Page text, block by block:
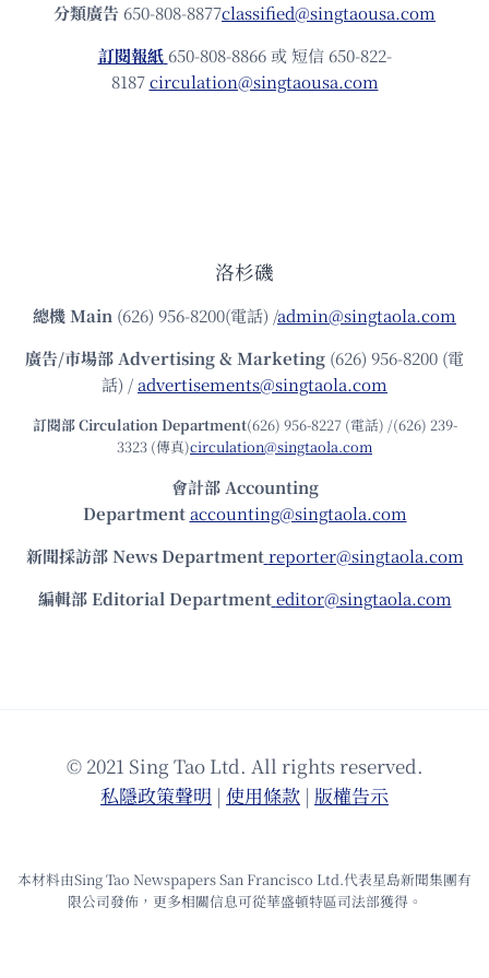
分類廣告 650-808-8877classified@singtaousa.com
訂閱報紙 650-808-8866 或 短信 650-822-
8187circulation@singtaousa.com
洛杉磯
總機Main (626) 956-8200(電話) /admin@singtaola.com
廣告/市場部Advertising & Marketing (626) 956-8200 (電
話) /advertisements@singtaola.com
訂閱部 Circulation Department(626) 956-8227 (電話) /(626) 239-
3323 (傳真)circulation@singtaola.com
會計部 Accounting
Department accounting@singtaola.com
新聞採訪部 News Department reporter@singtaola.com
編輯部 Editorial Department editor@singtaola.com
© 2021 Sing Tao Ltd. All rights reserved.
私隱政策聲明 | 使⽤條款 | 版權告⽰
本材料由Sing Tao Newspapers San Francisco Ltd.代表星島新聞集團有
限公司發佈，更多相關信息可從華盛頓特區司法部獲得。